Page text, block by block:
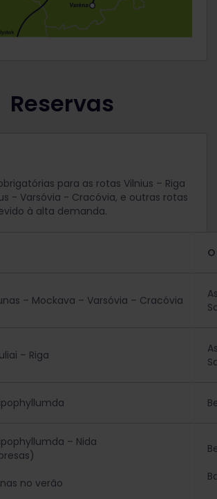
Reservas
para as rotas Vilnius – Riga
- Varsóvia - Cracóvia, e outras rotas
à alta demanda.
– Mockava – Varsóvia – Cracóvia
– Riga
– Nida
no verão